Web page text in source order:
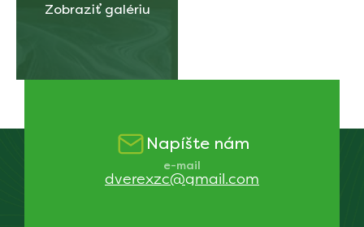
Zobraziť galériu
Napíšte nám
e-mail
dverexzc@gmail.com